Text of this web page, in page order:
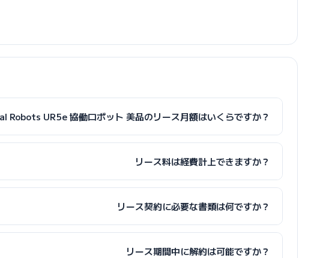
Robots UR5e 協働ロボット 美品のリース月額はいくらですか？
リース料は経費計上できますか？
リース契約に必要な書類は何ですか？
リース期間中に解約は可能ですか？